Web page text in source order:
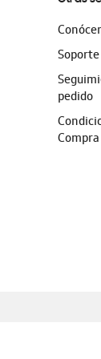
Soporte
pedido
Compra